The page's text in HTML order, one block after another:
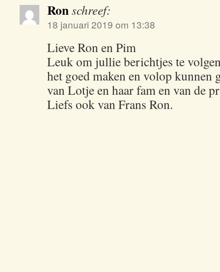
Ronschreef:
18 januari 2019 om 13:38
Lieve Ron en Pim
Leuk om jullie berichtjes te
het goed maken en volop kunnen
van Lotje en haar fam en van de
Liefs ook van Frans Ron.